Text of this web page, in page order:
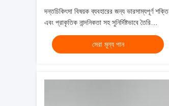
দন্তচিকিৎসা বিষয়ক ব্যবহারের জন্য ভারসাম্যপূর্ণ শক্তি
এবং প্রাকৃতিক নান্দনিকতা সহ সুনির্দিষ্টভাবে তৈরি
মাল্টিলেয়ার জিরকোনিয়া ব্লক
সেরা মূল্য পান